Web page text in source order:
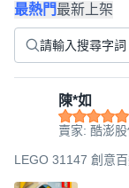
最熱門最新上架
陳*如
賣家: 酷澎
LEGO 31147 創意